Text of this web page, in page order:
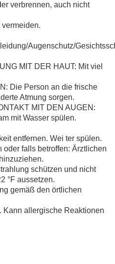
verbrennen, auch nicht
Augenschutz/
MIT DER HAUT: Mit viel
Die Person an die frische
Atmung sorgen.
MIT DEN AUGEN:
mit Wasser spülen.
entfernen. Wei ter spülen.
oder falls betroffen: Ärztlichen
schützen und nicht
°F aussetzen.
gemäß den örtlichen
Kann allergische Reaktionen